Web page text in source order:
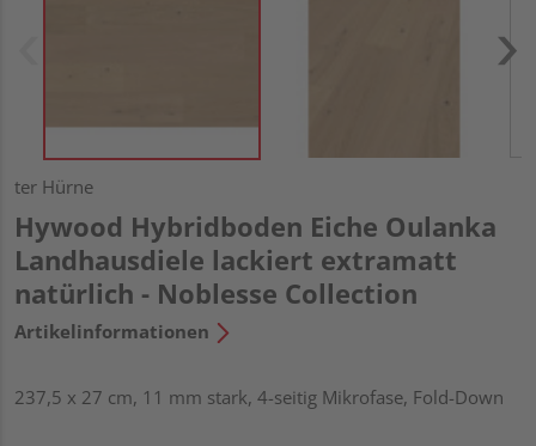
ter Hürne
Hywood Hybridboden Eiche Oulanka
Landhausdiele lackiert extramatt
natürlich - Noblesse Collection
Artikelinformationen
237,5 x 27 cm, 11 mm stark, 4-seitig Mikrofase, Fold-Down